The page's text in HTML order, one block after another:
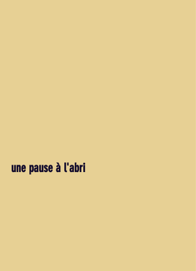
une pause à l'abri